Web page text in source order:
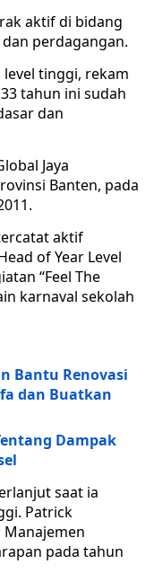
aktif di bidang
perdagangan.
tinggi, rekam
tahun ini sudah
dan
Jaya
Banten, pada
aktif
of Year Level
“Feel The
karnaval sekolah
Bantu Renovasi
dan Buatkan
Dampak
saat ia
Patrick
Manajemen
pada tahun